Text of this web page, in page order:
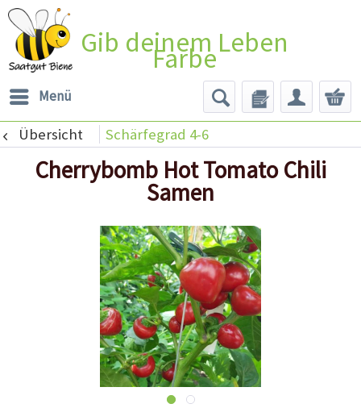
Gib deinem Leben
Farbe
Menü
Übersicht Schärfegrad 4-6
Cherrybomb Hot Tomato Chili
Samen